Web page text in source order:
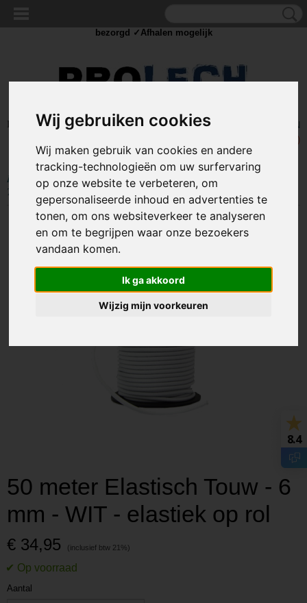
Wij gebruiken cookies
Wij maken gebruik van cookies en andere
tracking-technologieën om uw surfervaring
op onze website te verbeteren, om
gepersonaliseerde inhoud en advertenties te
tonen, om ons websiteverkeer te analyseren
en om te begrijpen waar onze bezoekers
vandaan komen.
Ik ga akkoord
Wijzig mijn voorkeuren
Inloggen Registreren
UW WINKELWAGEN
(0)
Home >TOUW & ELASTIEK> 6MM ELASTIEK>
Touw - 6 mm - WIT - elastiek op rol
50 meter Elastisch Touw - 6
mm - WIT - elastiek op rol
€ 34,95
Aantal
bezorgd ✓Afhalen mogelijk
8.4